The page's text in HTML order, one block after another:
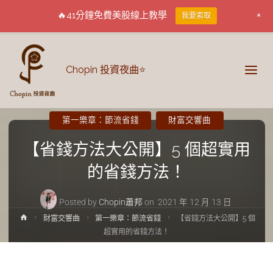
Chopin 投資夜曲⭐
【省錢方法大公開】5 個超實用
的省錢方法！
Posted by Chopin蕭邦 on 2021 年 12 月 13 日
第一樂章：節流省錢 財富交響曲
財富交響曲 第一樂章：節流省錢
【省錢方法大公開】5 個
超實用的省錢方法！
🔥41分鐘免費美股線上教學 我要索取 +